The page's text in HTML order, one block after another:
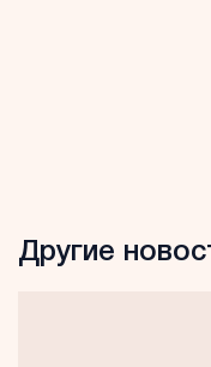
Другие